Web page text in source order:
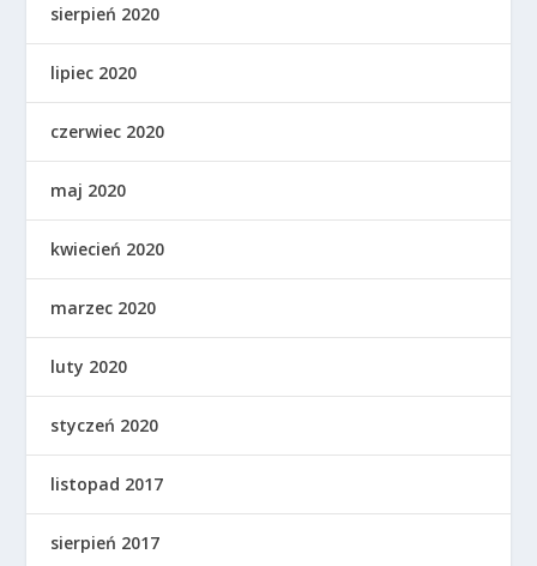
sierpień 2020
lipiec 2020
czerwiec 2020
maj 2020
kwiecień 2020
marzec 2020
luty 2020
styczeń 2020
listopad 2017
sierpień 2017